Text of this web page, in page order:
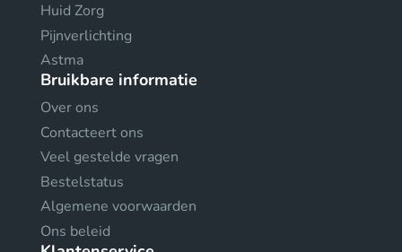
Huid Zorg
Pijnverlichting
Astma
Bruikbare informatie
Over ons
Contacteert ons
Veel gestelde vragen
Bestelstatus
Algemene voorwaarden
Ons beleid